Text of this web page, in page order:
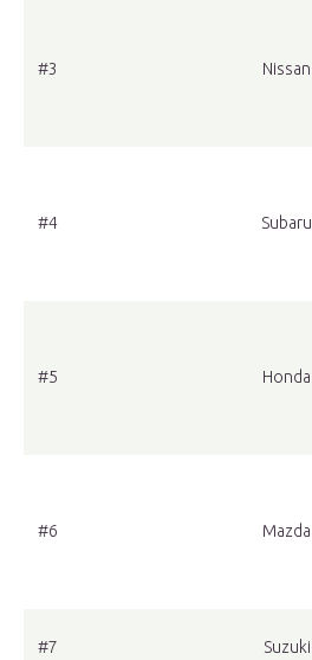
#3 Nissan
#4 Subaru
#5 Honda
#6 Mazda
#7 Suzuki